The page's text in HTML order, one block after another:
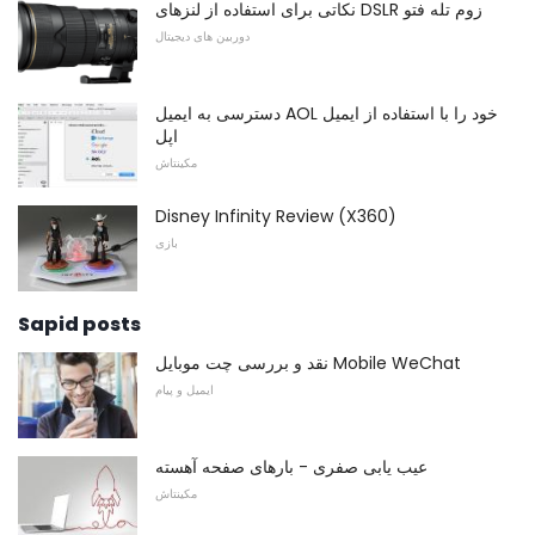
نکاتی برای استفاده از لنزهای DSLR زوم تله فتو
دوربین های دیجیتال
دسترسی به ایمیل AOL خود را با استفاده از ایمیل
اپل
مکینتاش
Disney Infinity Review (X360)
بازی
Sapid posts
نقد و بررسی چت موبایل Mobile WeChat
ایمیل و پیام
عیب یابی صفری - بارهای صفحه آهسته
مکینتاش